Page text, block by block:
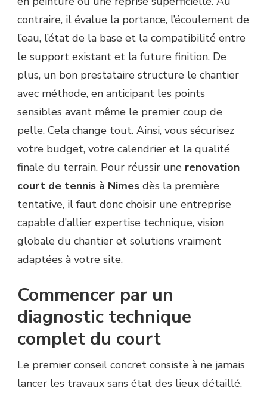
contraire, il évalue la portance, l’écoulement de
l’eau, l’état de la base et la compatibilité entre
le support existant et la future finition. De
plus, un bon prestataire structure le chantier
avec méthode, en anticipant les points
sensibles avant même le premier coup de
pelle. Cela change tout. Ainsi, vous sécurisez
votre budget, votre calendrier et la qualité
finale du terrain. Pour réussir une renovation
court de tennis à Nimes dès la première
tentative, il faut donc choisir une entreprise
capable d’allier expertise technique, vision
globale du chantier et solutions vraiment
adaptées à votre site.
Commencer par un
diagnostic technique
complet du court
Le premier conseil concret consiste à ne jamais
lancer les travaux sans état des lieux détaillé.